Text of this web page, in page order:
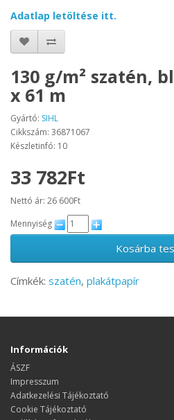
Adatlap letöltése itt.
130 g/m² szatén,
x 61 m
Gyártó: SIHL
Cikkszám: 36871067
Készletinfó: 10
33 782Ft
Nettó ár: 26 600Ft
Mennyiség
Kosárba
Címkék: szatén, plakátpapír
Információk
ÁSZF
Impresszum
Adatkezelési Tájékoztató
Cookie Tájékoztató